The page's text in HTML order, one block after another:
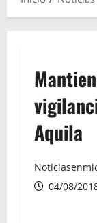
Aquila
04/08/